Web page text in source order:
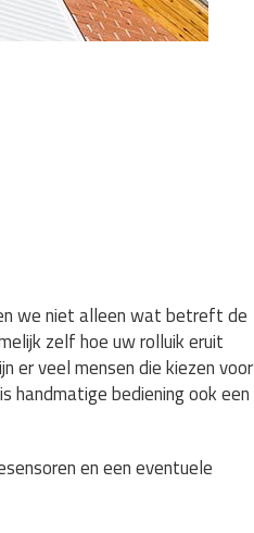
we niet alleen wat betreft de
zelf hoe uw rolluik eruit
er veel mensen die kiezen voor
handmatige bediening ook een
en een eventuele